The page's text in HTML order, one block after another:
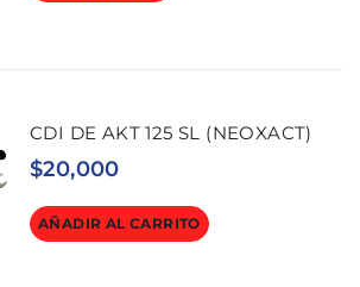
CDI DE AKT 125 SL (NEOXACT)
$20,000
AÑADIR AL CARRITO